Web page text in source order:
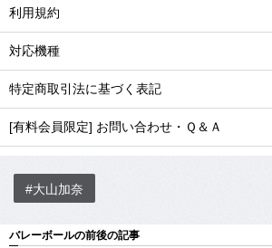
利用規約
対応機種
特定商取引法に基づく表記
[有料会員限定] お問い合わせ・Ｑ＆Ａ
#大山加奈
バレーボールの前後の記事